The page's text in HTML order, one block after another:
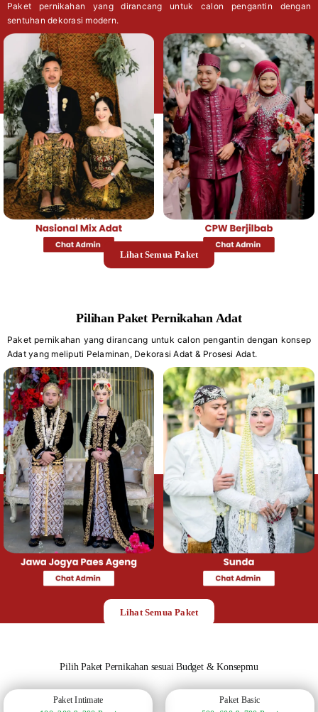
Paket pernikahan yang dirancang untuk calon pengantin dengan
sentuhan dekorasi modern.
Lihat Semua Paket
Pilihan Paket Pernikahan Adat
Paket pernikahan yang dirancang untuk calon pengantin dengan konsep
Adat yang meliputi Pelaminan, Dekorasi Adat & Prosesi Adat.
Lihat Semua Paket
Pilih Paket Pernikahan sesuai Budget & Konsepmu
Paket Intimate
Paket Basic